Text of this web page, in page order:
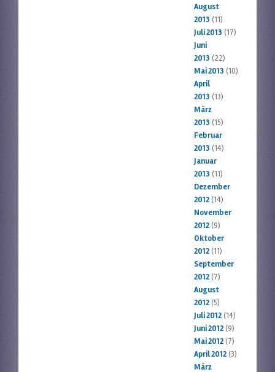
August
2013 (11)
Juli 2013 (17)
Juni
2013 (22)
Mai 2013 (10)
April
2013 (13)
März
2013 (15)
Februar
2013 (14)
Januar
2013 (11)
Dezember
2012(14)
November
2012(9)
Oktober
2012(11)
September
2012(7)
August
2012(5)
Juli 2012(14)
Juni 2012(9)
Mai 2012(7)
April 2012(3)
März